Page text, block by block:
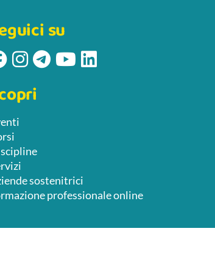
su
sostenitrici
professionale online